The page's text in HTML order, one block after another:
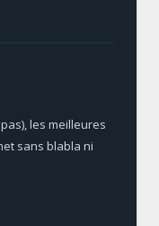
les meilleures
sans blabla ni